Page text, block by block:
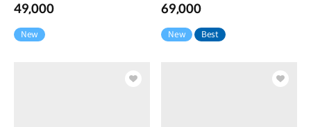
49,000
New
69,000
New Best